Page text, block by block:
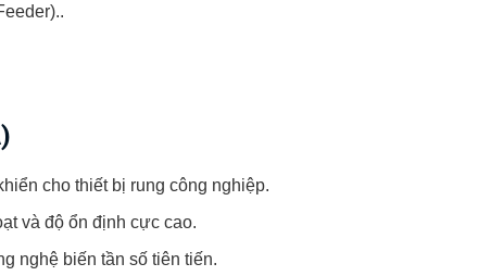
cho thiết bị rung công nghiệp.
và độ ổn định cực cao.
nghệ biến tần số tiên tiến.